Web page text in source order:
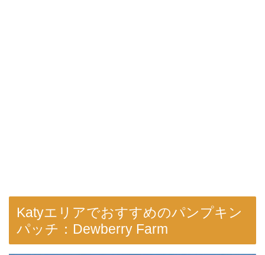
Katyエリアでおすすめのパンプキン
パッチ：Dewberry Farm